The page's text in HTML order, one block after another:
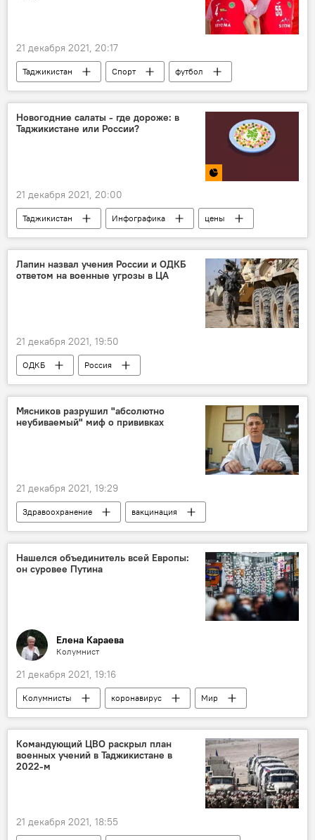
21 декабря 2021, 20:17
Таджикистан Спорт
футбол
Иран
Таджикистан: свежие новости спорта
Новогодние салаты - где дороже: в
Таджикистане или России?
21 декабря 2021, 20:00
Таджикистан Инфографика
цены
Новый год
Россия
Лапин назвал учения России и ОДКБ
ответом на военные угрозы в ЦА
21 декабря 2021, 19:50
ОДКБ
Россия
Армия и вооружение
Таджикистан
военные учения
Центральная Азия
Мясников разрушил "абсолютно
неубиваемый" миф о прививках
21 декабря 2021, 19:29
Здравоохранение вакцинация
Нашелся объединитель всей Европы:
он суровее Путина
Елена Караева
Колумнист
21 декабря 2021, 19:16
Колумнисты коронавирус Мир
Командующий ЦВО раскрыл план
военных учений в Таджикистане в
2022-м
21 декабря 2021, 18:55